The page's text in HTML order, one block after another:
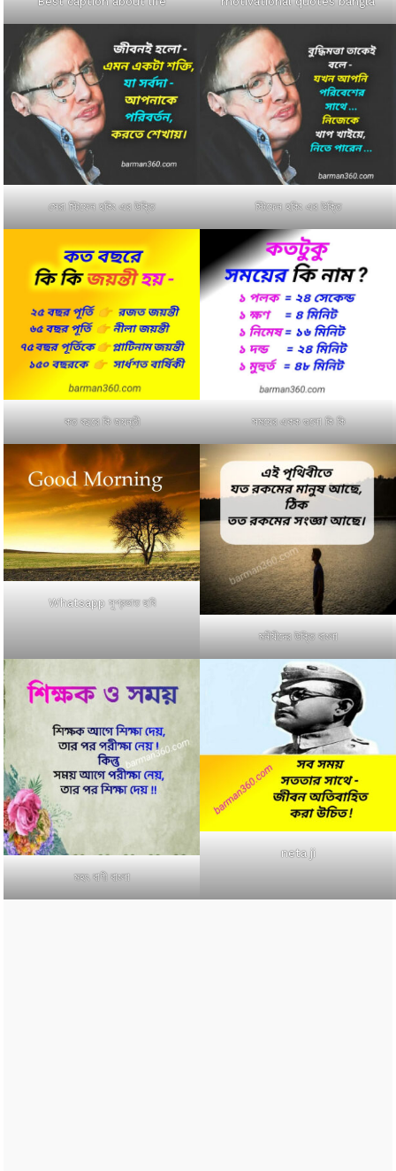
সেরা স্টিফেন হকিং এর উক্তি স্টিফেন হকিং এর উক্তি
কত বছরে কি জয়ন্তী সময়ের একক গুলো কি কি
Whatsapp সুপ্রভাত ছবি
মনীষীদের উক্তি বাংলা
মহৎ বাণী বাংলা
neta ji